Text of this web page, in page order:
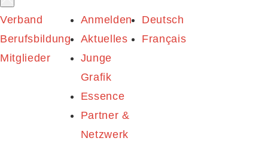
Verband
Berufsbildung
Mitglieder
Anmelden
Aktuelles
Junge
Grafik
Essence
Partner &
Netzwerk
Deutsch
Français